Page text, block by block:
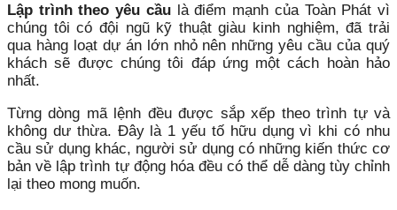
Lập trình theo yêu cầulà điểm mạnh của Toàn Phát vì
chúng tôi có đội ngũ kỹ thuật giàu kinh nghiệm, đã trải
qua hàng loạt dự án lớn nhỏ nên những yêu cầu của quý
khách sẽ được chúng tôi đáp ứng một cách hoàn hảo
nhất.
Từng dòng mã lệnh đều được sắp xếp theo trình tự và
không dư thừa. Đây là 1 yếu tố hữu dụng vì khi có nhu
cầu sử dụng khác, người sử dụng có những kiến thức cơ
bản về lập trình tự động hóa đều có thể dễ dàng tùy chỉnh
lại theo mong muốn.